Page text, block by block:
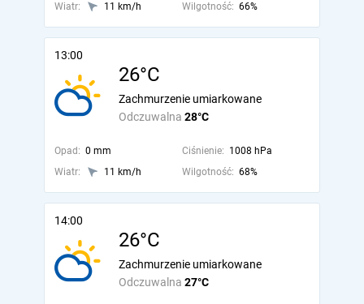
Wiatr:
11 km/h Wilgotność: 66%
13:00
26°C
Odczuwalna 28°C
Zachmurzenie umiarkowane
Opad: 0 mm Ciśnienie: 1008 hPa
Wiatr:
11 km/h Wilgotność: 68%
14:00
26°C
Odczuwalna 27°C
Zachmurzenie umiarkowane